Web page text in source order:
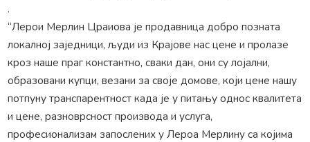
.
“Лерои Мерлин Цраиова је продавница добро позната
локалној заједници, људи из Крајове нас цене и пролазе
кроз наше праг константно, сваки дан, они су лојални,
образовани купци, везани за своје домове, који цене нашу
потпуну транспарентност када је у питању однос квалитета
и цене, разноврсност производа и услуга,
професионализам запослених у Лероа Мерлину са којима